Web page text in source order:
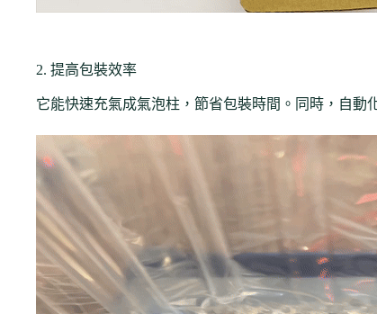
2. 提高包裝效率
它能快速充氣成氣泡柱，節省包裝時間。同時，自動